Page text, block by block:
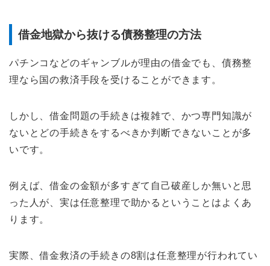
借金地獄から抜ける債務整理の方法
パチンコなどのギャンブルが理由の借金でも、債務整
理なら国の救済手段を受けることができます。
しかし、借金問題の手続きは複雑で、かつ専門知識が
ないとどの手続きをするべきか判断できないことが多
いです。
例えば、借金の金額が多すぎて自己破産しか無いと思
った人が、実は任意整理で助かるということはよくあ
ります。
実際、借金救済の手続きの8割は任意整理が行われてい